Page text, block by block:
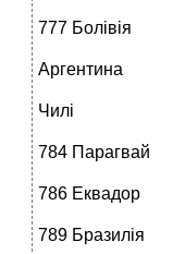
777 Болівія
Аргентина
Чилі
784 Парагвай
786 Еквадор
789 Бразилія